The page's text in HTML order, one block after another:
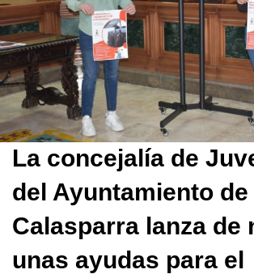
La concejalía de
del Ayuntamiento de
Calasparra lanza de
unas ayudas para el